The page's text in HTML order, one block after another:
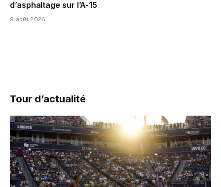
d’asphaltage sur l’A-15
9 août 2026
Tour d’actualité